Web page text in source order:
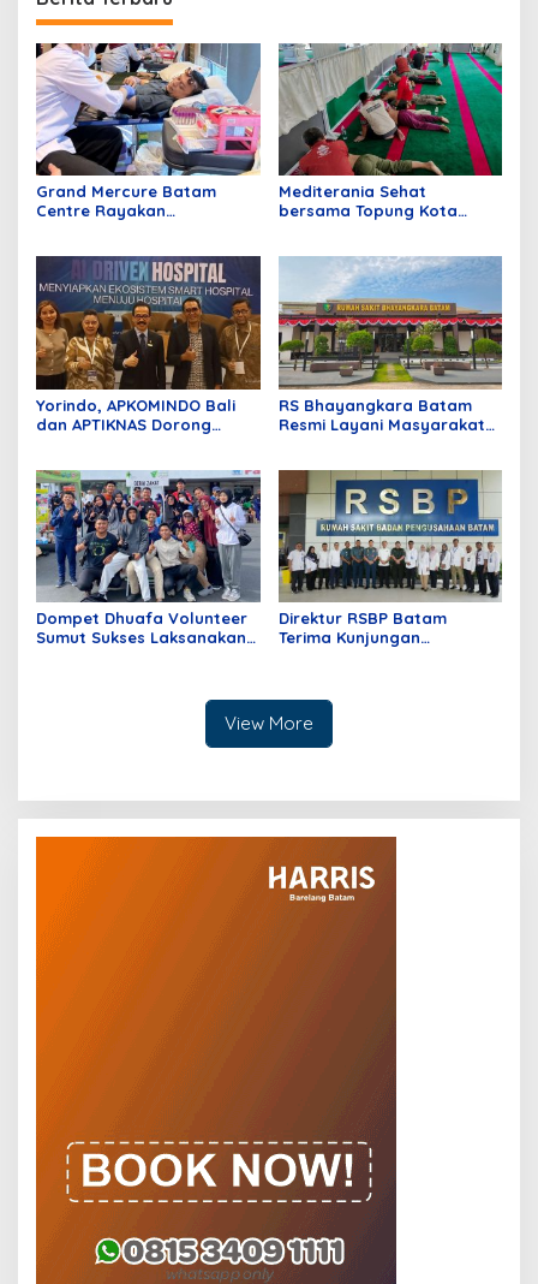
Grand Mercure Batam
Centre Rayakan
Kumpulkan 40 Kantong
Darah
Mediterania Sehat
bersama Topung Kota
Yorindo, APKOMINDO Bali
dan APTIKNAS Dorong
Regulasi; Infrastruktur dan
AI yang Aman
RS Bhayangkara Batam
Resmi Layani Masyarakat
Dompet Dhuafa Volunteer
Sumut Sukses Laksanakan
Direktur RSBP Batam
Terima Kunjungan
View More